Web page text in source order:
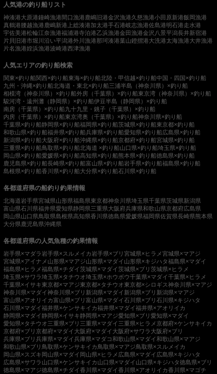
人気港の釣り船リスト
神湊港大原港鐘崎漁港間口漁港鹿嶋旧港金沢漁港久慈漁港小田原新港飯岡漁港
真鶴港腰越漁港鹿嶋新港 上総湊港加太港手石港岐志漁港佐島港明石港走水港
宇佐美港松輪江奈漁港福浦港寺泊港乙浜漁港金田漁港金沢八景平潟長井新宿港
片貝旧港市堀川沿い平潟港外川漁港那珂湊港葉山鐙摺港大洗港太海漁港大井漁港
片名漁港姪浜漁港波崎港西津漁港
人気エリアの釣り船検索
関東×釣り船関西×釣り船東海×釣り船北陸・甲信越×釣り船中国・四国×釣り船
九州・沖縄×釣り船北海道・東北×釣り船三浦半島（神奈川県）×釣り船
相模湾（神奈川県）×釣り船外房（千葉県）×釣り船東京湾（神奈川県）×釣り船
駿河湾・遠州灘（静岡県）×釣り船伊豆半島（静岡県）×釣り船
南房（千葉県）×釣り船九十九里・銚子（千葉県）×釣り船
内房（千葉県）×釣り船東京湾奥（千葉県）×釣り船神奈川県×釣り船
千葉県×釣り船静岡県×釣り船福岡県×釣り船茨城県×釣り船東京都×釣り船
和歌山県×釣り船福井県×釣り船兵庫県×釣り船愛知県×釣り船広島県×釣り船
新潟県×釣り船大阪府×釣り船沖縄県×釣り船京都府×釣り船宮城県×釣り船
三重県×釣り船鳥取県×釣り船北海道 ×釣り船山口県×釣り船埼玉県×釣り船
岡山県×釣り船愛媛県×釣り船高知県×釣り船熊本県×釣り船徳島県×釣り船
鹿児島県×釣り船長崎県×釣り船富山県×釣り船岩手県×釣り船福島県×釣り船
島根県×釣り船香川県×釣り船大分県×釣り船石川県×釣り船
各都道府県の船釣り釣果情報
北海道岩手県宮城県山形県福島県東京都神奈川県埼玉県千葉県茨城県新潟県
富山県石川県福井県愛知県静岡県三重県大阪府兵庫県和歌山県京都府広島県
岡山県山口県鳥取県島根県高知県香川県徳島県愛媛県福岡県佐賀県長崎県熊本県
大分県鹿児島県沖縄県
各都道府県の人気魚種の釣果情報
岩手県×マダラ岩手県×スルメイカ岩手県×ブリ 宮城県×ヒラメ宮城県×マアジ
宮城県×アイナメ 山形県×マアジ山形県×マダイ 山形県×キジハタ福島県×マダイ
福島県×ヒラメ福島県×チダイ茨城県×マダイ茨城県×ブリ 茨城県×ヒラメ
埼玉県×サワラ埼玉県×タチウオ埼玉県×ホウボウ千葉県×マダイ千葉県×ヒラメ
千葉県×イサキ東京都×マアジ東京都×タチウオ東京都×シロギス神奈川県×マアジ
神奈川県×マダイ神奈川県×ブリ 新潟県×マダイ 新潟県×ブリ 新潟県×マアジ
富山県×アオリイカ富山県×ブリ 富山県×マダイ石川県×ブリ 石川県×キジハタ
石川県×マダイ福井県×ケンサキイカ福井県×マダイ福井県×アオリイカ
静岡県×マダイ静岡県×イサキ静岡県×マアジ愛知県×ブリ 愛知県×マダイ
愛知県×タチウオ三重県×ブリ 三重県×マダイ 三重県×ヒラメ京都府×ケンサキイカ
京都府×ブリ 京都府×マダイ 大阪府×マダイ 大阪府×サワラ 大阪府×ブリ
兵庫県×ブリ 兵庫県×マダイ兵庫県×マダコ和歌山県×マダイ和歌山県×マアジ
和歌山県×ブリ 鳥取県×ケンサキイカ鳥取県×マアジ鳥取県×スルメイカ
岡山県×スズキ岡山県×マダイ 岡山県×ヒラメ 広島県×マダイ 広島県×キジハタ
広島県×サワラ 山口県×ケンサキイカ 山口県×マダイ 山口県×キジハタ徳島県×ブリ
徳島県×マアジ徳島県×チダイ香川県×マダイ香川県×アオリイカ香川県×マゴチ